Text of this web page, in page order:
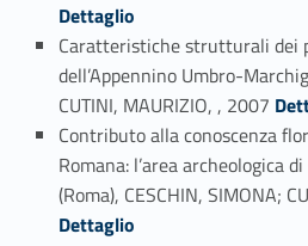
Dettaglio
Caratteristiche strutturali dei
dell’Appennino Umbro-
CUTINI, MAURIZIO, , 2007 Link identifier #identifier_person_115677-56
Contributo alla conoscenza
Romana: l’area archeologica
(Roma), CESCHIN, SIMONA;
Dettaglio